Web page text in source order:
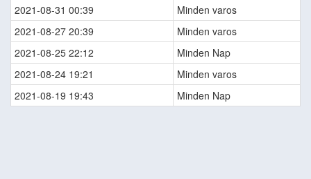
2021-08-31 00:39
Minden varos
2021-08-27 20:39
Minden varos
2021-08-25 22:12
Minden Nap
2021-08-24 19:21
Minden varos
2021-08-19 19:43
Minden Nap